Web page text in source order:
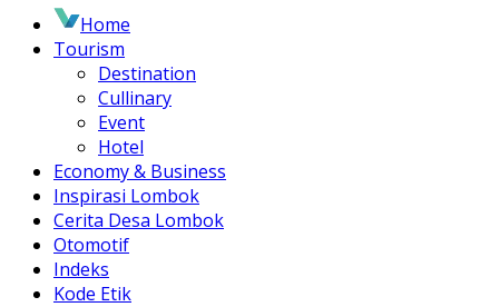
Home
Tourism
Destination
Cullinary
Event
Hotel
Economy & Business
Inspirasi Lombok
Cerita Desa Lombok
Otomotif
Indeks
Kode Etik